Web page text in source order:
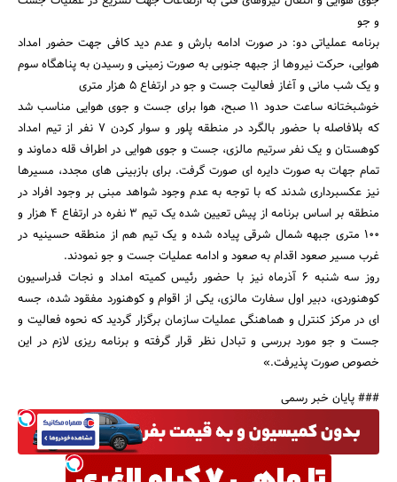
و جو
برنامه عملیاتی دو: در صورت ادامه بارش و عدم دید کافی جهت حضور امداد
هوایی، حرکت نیروها از جبهه جنوبی به صورت زمینی و رسیدن به پناهگاه سوم
و یک شب مانی و آغاز فعالیت جست و جو در ارتفاع 5 هزار متری
خوشبختانه ساعت حدود 11 صبح، هوا برای جست و جوی هوایی مناسب شد
که بلافاصله با حضور بالگرد در منطقه پلور و سوار کردن 7 نفر از تیم امداد
کوهستان و یک نفر سرتیم مالزی، جست و جوی هوایی در اطراف قله دماوند و
تمام جهات به صورت دایره ای صورت گرفت. برای بازبینی های مجدد، مسیرها
نیز عکسبرداری شدند که با توجه به عدم وجود شواهد مبنی بر وجود افراد در
منطقه بر اساس برنامه از پیش تعیین شده یک تیم 3 نفره در ارتفاع 4 هزار و
100 متری جبهه شمال شرقی پیاده شده و یک تیم هم از منطقه حسینیه در
غرب مسیر صعود اقدام به صعود و ادامه عملیات جست و جو نمودند.
روز سه شنبه 6 آذرماه نیز با حضور رئیس کمیته امداد و نجات فدراسیون
کوهنوردی، دبیر اول سفارت مالزی، یکی از اقوام و کوهنورد مفقود شده، جسه
ای در مرکز کنترل و هماهنگی عملیات سازمان برگزار گردید که نحوه فعالیت و
جست و جو مورد بررسی و تبادل نظر قرار گرفته و برنامه ریزی لازم در این
خصوص صورت پذیرفت.»
### پایان خبر رسمی